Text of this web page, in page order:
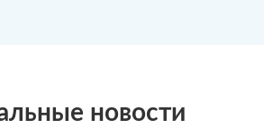
новости